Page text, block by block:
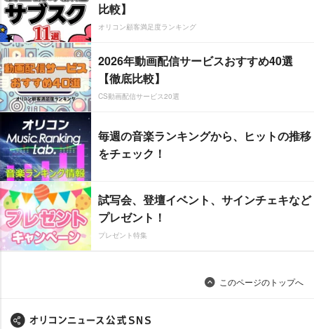
比較】
オリコン顧客満足度ランキング
2026年動画配信サービスおすすめ40選
【徹底比較】
CS動画配信サービス20選
毎週の音楽ランキングから、ヒットの推移
をチェック！
試写会、登壇イベント、サインチェキなど
プレゼント！
プレゼント特集
このページのトップへ